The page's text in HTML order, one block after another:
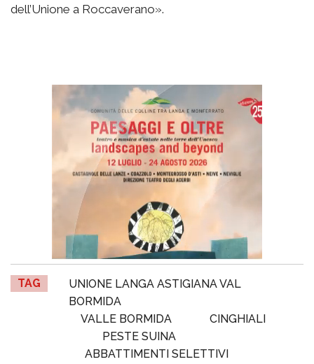
dell’Unione a Roccaverano».
TAG
UNIONE LANGA ASTIGIANA VAL
BORMIDA
VALLE BORMIDA
CINGHIALI
PESTE SUINA
ABBATTIMENTI SELETTIVI